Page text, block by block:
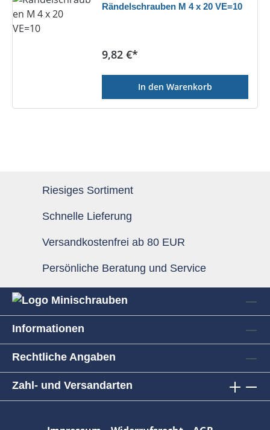
Rändelschrauben M 4 x 20 VE=10
Regulärer Preis:
9,82 €*
In den Warenkorb
Riesiges Sortiment
Schnelle Lieferung
Versandkostenfrei ab 80 EUR
Persönliche Beratung und Service
Informationen
Rechtliche Angaben
Zahl- und Versandarten